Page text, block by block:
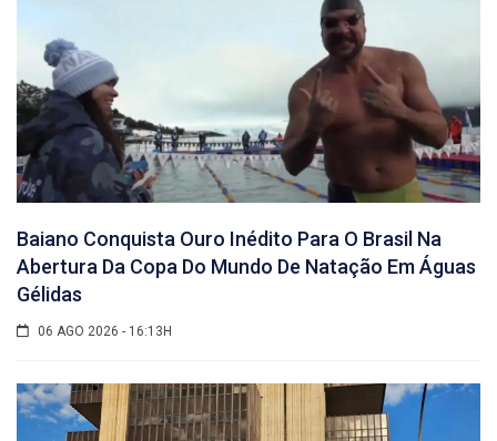
Baiano Conquista Ouro Inédito Para O Brasil Na
Abertura Da Copa Do Mundo De Natação Em Águas
Gélidas
06 AGO 2026 - 16:13H